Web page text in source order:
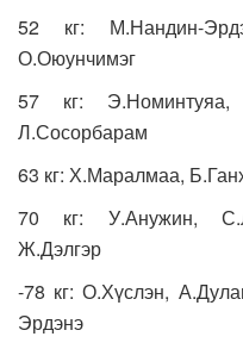
52 кг: М.Нандин-
О.Оюунчимэг
57 кг: Э.Номинтуяа,
Л.Сосорбарам
63 кг: Х.Маралмаа,
70 кг: У.Анужин,
Ж.Дэлгэр
-78 кг: О.Хүслэн,
Эрдэнэ